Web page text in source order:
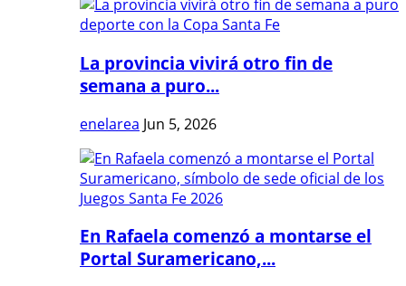
La provincia vivirá otro fin de
semana a puro...
enelarea Jun 5, 2026
En Rafaela comenzó a montarse el
Portal Suramericano,...